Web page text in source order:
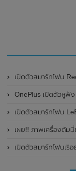
เปิดตัวสมาร์ทโฟน Redmi K60 Ultra อย่างเป็นทางก
OnePlus เปิดตัวหูฟัง OnePlus Bullets
เปิดตัวสมาร์ทโฟน LeEco S1 Pro อย่างเ
เผย!! ภาพเครื่องดัมมี่ของ
เปิดตัวสมาร์ทโฟนเรือธง iQOO 7